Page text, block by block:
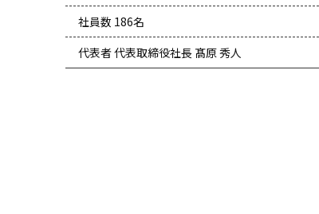
社員数 186名
代表者 代表取締役社長 髙原 秀人